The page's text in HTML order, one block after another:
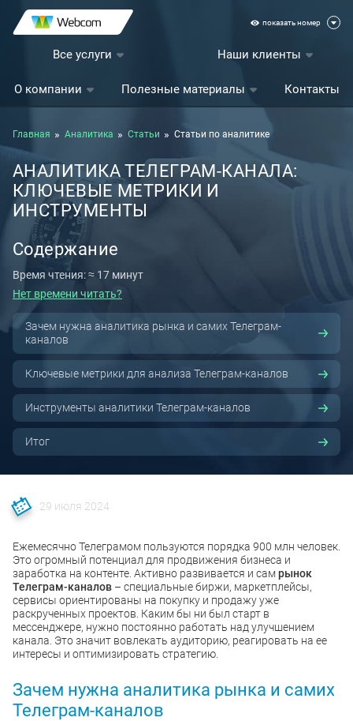
показать номер
Все услуги Наши клиенты
О компании Полезные материалы Контакты
Главная Аналитика Статьи Статьи по аналитике
АНАЛИТИКА ТЕЛЕГРАМ-КАНАЛА:
КЛЮЧЕВЫЕ МЕТРИКИ И
ИНСТРУМЕНТЫ
Содержание
Время чтения: ≈ 17 минут
Нет времени читать?
Зачем нужна аналитика рынка и самих Телеграм-
каналов
Ключевые метрики для анализа Телеграм-каналов
Инструменты аналитики Телеграм-каналов
Итог
29 июля 2024
Ежемесячно Телеграмом пользуются порядка 900 млн человек.
Это огромный потенциал для продвижения бизнеса и
заработка на контенте. Активно развивается и сам рынок
Телеграм-каналов – специальные биржи, маркетплейсы,
сервисы ориентированы на покупку и продажу уже
раскрученных проектов. Каким бы ни был старт в
мессенджере, нужно постоянно работать над улучшением
канала. Это значит вовлекать аудиторию, реагировать на ее
интересы и оптимизировать стратегию.
Зачем нужна аналитика рынка и самих
Телеграм-каналов